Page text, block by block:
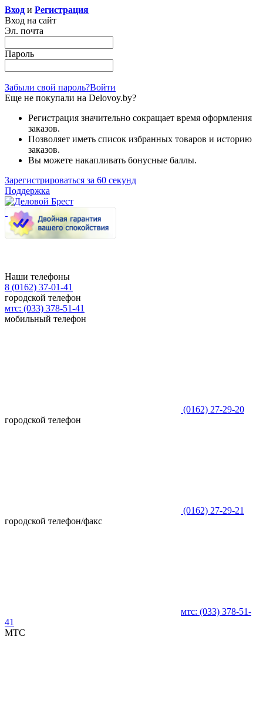
Вход и Регистрация
Вход на сайт
Эл. почта
Пароль
Забыли свой пароль?Войти
Еще не покупали на Delovoy.by?
Регистрация значительно сокращает время оформления
заказов.
Позволяет иметь список избранных товаров и историю
заказов.
Вы можете накапливать бонусные баллы.
Зарегистрироваться за 60 секунд
Поддержка
Наши телефоны
8 (0162) 37-01-41
городской телефон
мтс: (033) 378-51-41
мобильный телефон
(0162) 27-29-20
городской телефон
(0162) 27-29-21
городской телефон/факс
мтс: (033) 378-51-
41
MTC